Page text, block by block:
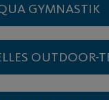
GYMNASTIK
OUTDOOR-